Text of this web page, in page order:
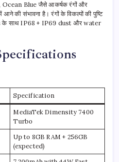
Blue जैसे आकर्षक रंगों और
की संभावना है। रंगों के विकल्पों की पुष्टि
के साथ IP68 + IP69 dust और water
Specification
MediaTek Dimensity 7400
Turbo
Up to 8GB RAM + 256GB
(expected)